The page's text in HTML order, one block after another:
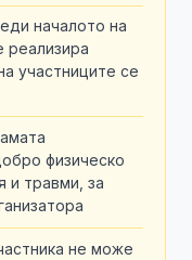
началото на
реализира
участниците се
физическо
и травми, за
не може